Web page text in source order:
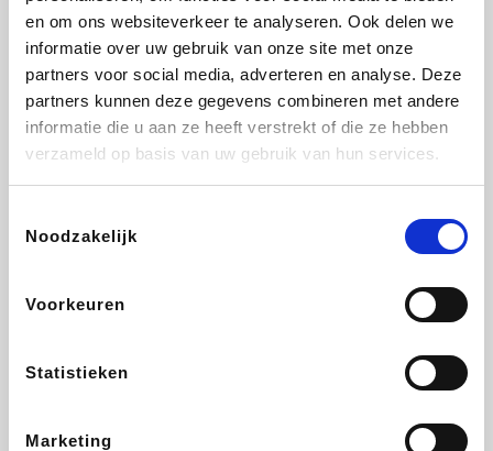
en om ons websiteverkeer te analyseren. Ook delen we
informatie over uw gebruik van onze site met onze
partners voor social media, adverteren en analyse. Deze
partners kunnen deze gegevens combineren met andere
informatie die u aan ze heeft verstrekt of die ze hebben
verzameld op basis van uw gebruik van hun services.
Noodzakelijk
Voorkeuren
Statistieken
Marketing
Weekendesk Sarenza Schiesser Interhome
Lufthansa
CheapTickets.be DeubaXXL